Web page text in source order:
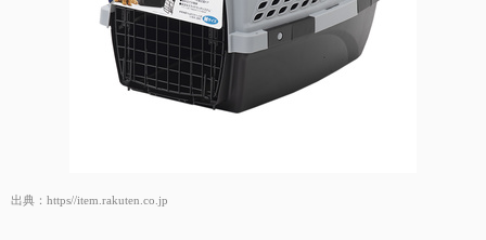
出典： https//item.rakuten.co.jp